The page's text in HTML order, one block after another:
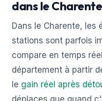
dans le Charente
Dans le Charente, les
stations sont parfois
compare en temps
département à partir
le gain réel après
déplaces que quand